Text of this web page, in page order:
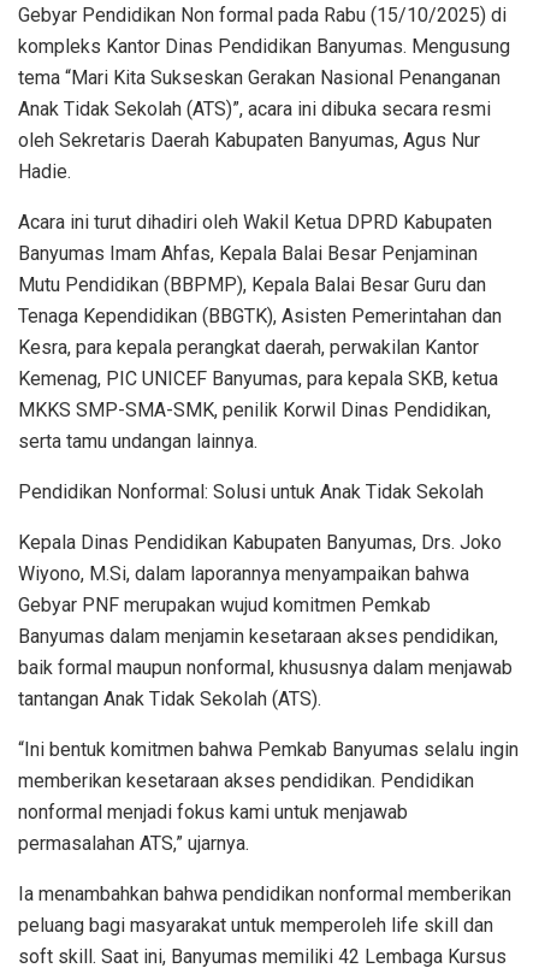
Gebyar Pendidikan Non formal pada Rabu (15/10/2025) di
kompleks Kantor Dinas Pendidikan Banyumas. Mengusung
tema “Mari Kita Sukseskan Gerakan Nasional Penanganan
Anak Tidak Sekolah (ATS)”, acara ini dibuka secara resmi
oleh Sekretaris Daerah Kabupaten Banyumas, Agus Nur
Hadie.
Acara ini turut dihadiri oleh Wakil Ketua DPRD Kabupaten
Banyumas Imam Ahfas, Kepala Balai Besar Penjaminan
Mutu Pendidikan (BBPMP), Kepala Balai Besar Guru dan
Tenaga Kependidikan (BBGTK), Asisten Pemerintahan dan
Kesra, para kepala perangkat daerah, perwakilan Kantor
Kemenag, PIC UNICEF Banyumas, para kepala SKB, ketua
MKKS SMP-SMA-SMK, penilik Korwil Dinas Pendidikan,
serta tamu undangan lainnya.
Pendidikan Nonformal: Solusi untuk Anak Tidak Sekolah
Kepala Dinas Pendidikan Kabupaten Banyumas, Drs. Joko
Wiyono, M.Si, dalam laporannya menyampaikan bahwa
Gebyar PNF merupakan wujud komitmen Pemkab
Banyumas dalam menjamin kesetaraan akses pendidikan,
baik formal maupun nonformal, khususnya dalam menjawab
tantangan Anak Tidak Sekolah (ATS).
“Ini bentuk komitmen bahwa Pemkab Banyumas selalu ingin
memberikan kesetaraan akses pendidikan. Pendidikan
nonformal menjadi fokus kami untuk menjawab
permasalahan ATS,” ujarnya.
Ia menambahkan bahwa pendidikan nonformal memberikan
peluang bagi masyarakat untuk memperoleh life skill dan
soft skill. Saat ini, Banyumas memiliki 42 Lembaga Kursus